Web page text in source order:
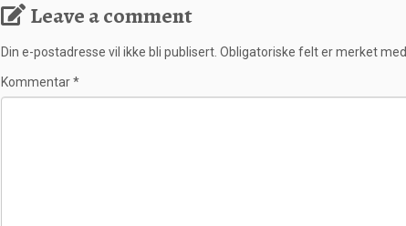
Leave a comment
Din e-postadresse vil ikke bli publisert. Obligatoriske felt er merket med
Kommentar*